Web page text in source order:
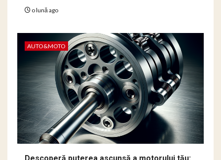
o lună ago
AUTO&MOTO